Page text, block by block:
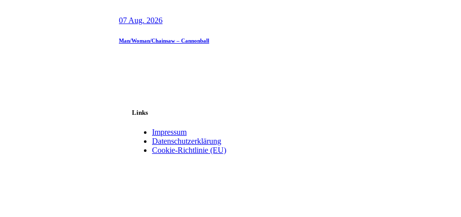
07 Aug. 2026
Man/Woman/Chainsaw – Cannonball
Links
Impressum
Datenschutzerklärung
Cookie-Richtlinie (EU)